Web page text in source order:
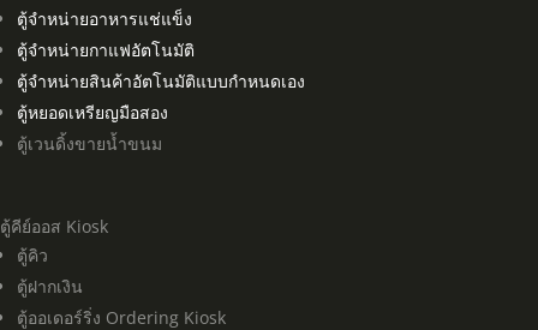
ตู้จำหน่ายอาหารแช่แข็ง
ตู้จำหน่ายกาแฟอัตโนมัติ
ตู้จำหน่ายสินค้าอัตโนมัติแบบกำหนดเอง
ตู้หยอดเหรียญมือสอง
ตู้เวนดิ้งขายน้ำขนม
ตู้คีย์ออส Kiosk
ตู้คิว
ตู้ฝากเงิน
ตู้ออเดอร์ริ่ง Ordering Kiosk